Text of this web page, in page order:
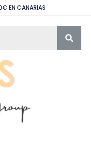
EN CANARIAS